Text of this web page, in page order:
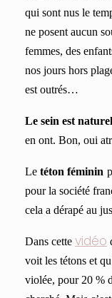
qui sont nus le
ne posent aucun
femmes, des
nos jours hors
est outrés…
Le sein est
en ont. Bon, oui
Le téton féminin
pour la société
cela a dérapé au
Dans cette vidéo
voit les tétons et
violée, pour 20 %